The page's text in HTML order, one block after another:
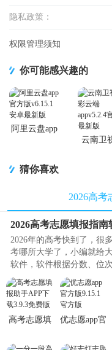
隐私政策：
权限管理须知
你可能感兴趣的
阿里云盘app
云南卫
猜你喜欢
2026高考
2026高考志愿填报指南
2026年的高考快到了，很
考哪所大学了，小编就给
软件，软件根据分数、位
制志愿填报方案，协助家
高考志愿填
下载3.9.3免
优志愿app官
官方版